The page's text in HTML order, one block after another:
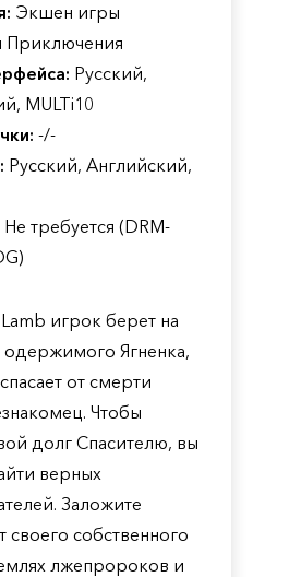
Экшен игры
Приключения
Русский,
MULTi10
-/-
Русский, Английский,
Не требуется (DRM-
игрок берет на
одержимого Ягненка,
от смерти
Чтобы
долг Спасителю, вы
верных
Заложите
своего собственного
лжепророков и